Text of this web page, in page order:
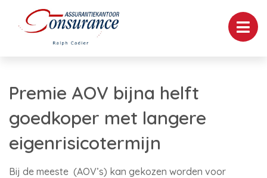
Premie AOV bijna helft
goedkoper met langere
eigenrisicotermijn
Bij de meeste (AOV’s) kan gekozen worden voor